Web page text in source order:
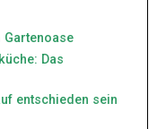
Das
entschieden sein